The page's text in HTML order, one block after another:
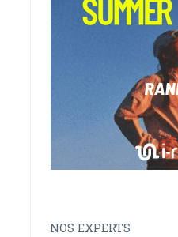
NOS EXPERTS